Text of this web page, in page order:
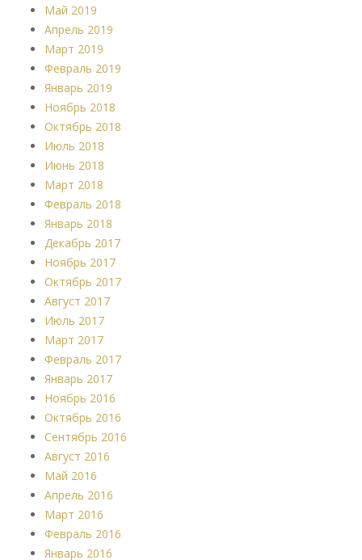
Май 2019
Апрель 2019
Март 2019
Февраль 2019
Январь 2019
Ноябрь 2018
Октябрь 2018
Июль 2018
Июнь 2018
Март 2018
Февраль 2018
Январь 2018
Декабрь 2017
Ноябрь 2017
Октябрь 2017
Август 2017
Июль 2017
Март 2017
Февраль 2017
Январь 2017
Ноябрь 2016
Октябрь 2016
Сентябрь 2016
Август 2016
Май 2016
Апрель 2016
Март 2016
Февраль 2016
Январь 2016